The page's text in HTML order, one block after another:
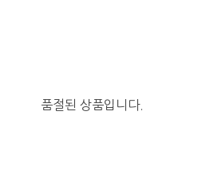
품절된 상품입니다.